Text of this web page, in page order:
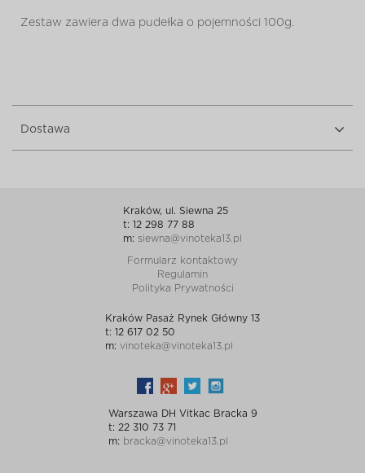
Zestaw zawiera dwa pudełka o pojemności 100g.
Dostawa
Kraków, ul. Siewna 25
t: 12 298 77 88
m: siewna@vinoteka13.pl
Formularz kontaktowy
Regulamin
Polityka Prywatności
Kraków Pasaż Rynek Główny 13
t: 12 617 02 50
m: vinoteka@vinoteka13.pl
Warszawa DH Vitkac Bracka 9
t: 22 310 73 71
m: bracka@vinoteka13.pl